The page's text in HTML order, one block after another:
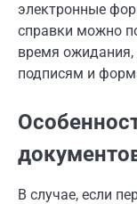
электронные
справки можно
время
подписям и
В случае, если